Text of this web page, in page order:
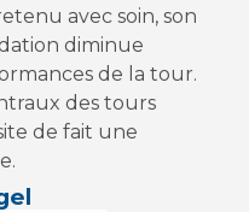
avec soin, son
diminue
de la tour.
des tours
de fait une